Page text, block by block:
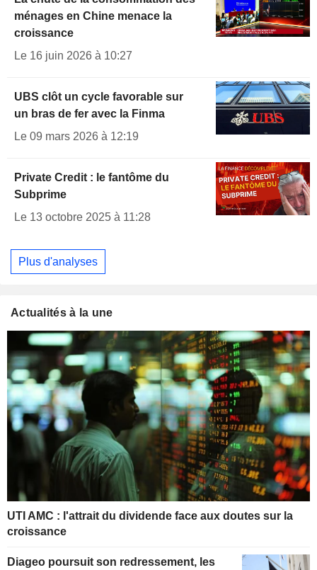
ménages en Chine menace la
croissance
Le 16 juin 2026 à 10:27
UBS clôt un cycle favorable sur
un bras de fer avec la Finma
Le 09 mars 2026 à 12:19
Private Credit : le fantôme du
Subprime
Le 13 octobre 2025 à 11:28
Plus d'analyses
Actualités à la une
UTI AMC : l'attrait du dividende face aux doutes sur la
croissance
Diageo poursuit son redressement, les